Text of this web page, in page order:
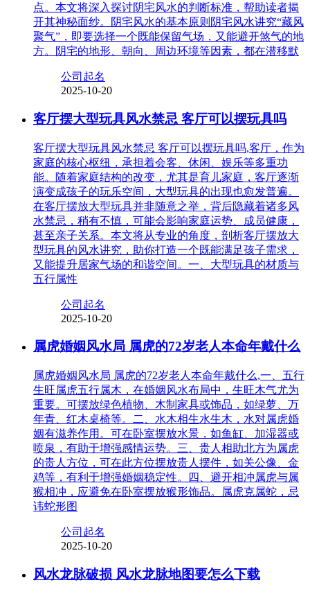
点。本文将深入探讨阴宅风水的判断标准，帮助读者揭
开其神秘面纱。阴宅风水的基本原则阴宅风水讲究“藏风
聚气”，即要选择一个既能保留气场，又能避开煞气的地
方。阴宅的地形、朝向、周边环境等因素，都在潜移默
公司起名
2025-10-20
客厅摆大型玩具风水禁忌 客厅可以摆玩具吗
客厅摆大型玩具风水禁忌 客厅可以摆玩具吗,客厅，作为
家庭的核心枢纽，承担着会客、休闲、娱乐等多重功
能。随着家庭结构的改变，尤其是育儿家庭，客厅逐渐
演变成孩子的玩乐空间，大型玩具的出现也愈发普遍。
在客厅摆放大型玩具并非随意之举，背后隐藏着诸多风
水禁忌，稍有不慎，可能会影响家庭运势、成员健康，
甚至亲子关系。本文将从专业的角度，剖析客厅摆放大
型玩具的风水讲究，助你打造一个既能满足孩子需求，
又能提升居家气场的和谐空间。一、大型玩具的材质与
五行属性
公司起名
2025-10-20
属虎婚姻风水局 属虎的72岁老人本命年戴什么
属虎婚姻风水局 属虎的72岁老人本命年戴什么,一、五行
生旺属虎五行属木，在婚姻风水布局中，生旺木气尤为
重要。可摆放绿色植物、木制家具或饰品，如绿萝、万
年青、红木桌椅等。二、水木相生水生木，水对属虎婚
姻有滋养作用。可在卧室摆放水景，如鱼缸、加湿器或
喷泉，有助于增强感情运势。三、贵人相助北方为属虎
的贵人方位，可在此方位摆放贵人摆件，如关公像、金
鸡等，有利于增强婚姻稳定性。四、避开相冲属虎与属
猴相冲，应避免在卧室摆放猴形饰品。属虎克属蛇，忌
讳蛇形图
公司起名
2025-10-20
风水龙脉破损 风水龙脉地图要怎么下载